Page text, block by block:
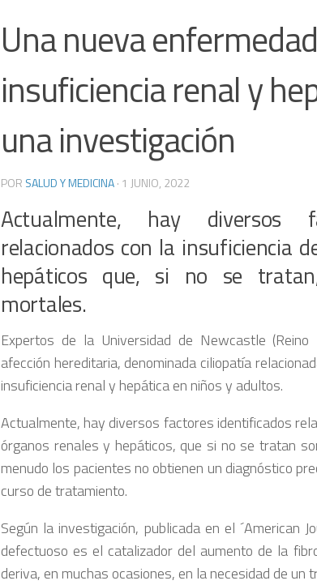
Una nueva
insuficiencia renal y
una investigación
POR SALUD Y MEDICINA· 1 JUNIO, 2022
Actualmente, hay diversos
relacionados con la insuficiencia
hepáticos que, si no se
mortales.
Expertos de la Universidad de Newcastle
afección hereditaria, denominada ciliopatía
insuficiencia renal y hepática en niños y adultos.
Actualmente, hay diversos factores identificados
órganos renales y hepáticos, que si no se tratan
menudo los pacientes no obtienen un diagnóstico
curso de tratamiento.
Según la investigación, publicada en el ´American
defectuoso es el catalizador del aumento de la
deriva, en muchas ocasiones, en la necesidad de un